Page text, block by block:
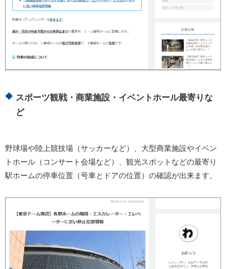
スポーツ観戦・商業施設・イベントホール最寄りな
ど
野球場や陸上競技場（サッカーなど）、大型商業施設やイベン
トホール（コンサート会場など）、観光スポットなどの最寄り
駅ホームの停車位置（号車とドアの位置）の確認が出来ます。